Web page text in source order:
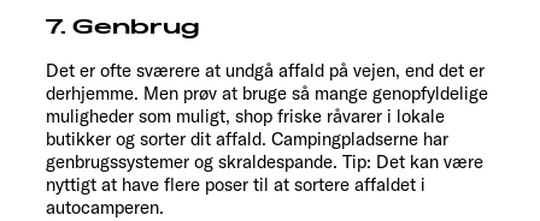
7. Genbrug
Det er ofte sværere at undgå affald på vejen, end det er
derhjemme. Men prøv at bruge så mange genopfyldelige
muligheder som muligt, shop friske råvarer i lokale
butikker og sorter dit affald. Campingpladserne har
genbrugssystemer og skraldespande. Tip: Det kan være
nyttigt at have flere poser til at sortere affaldet i
autocamperen.